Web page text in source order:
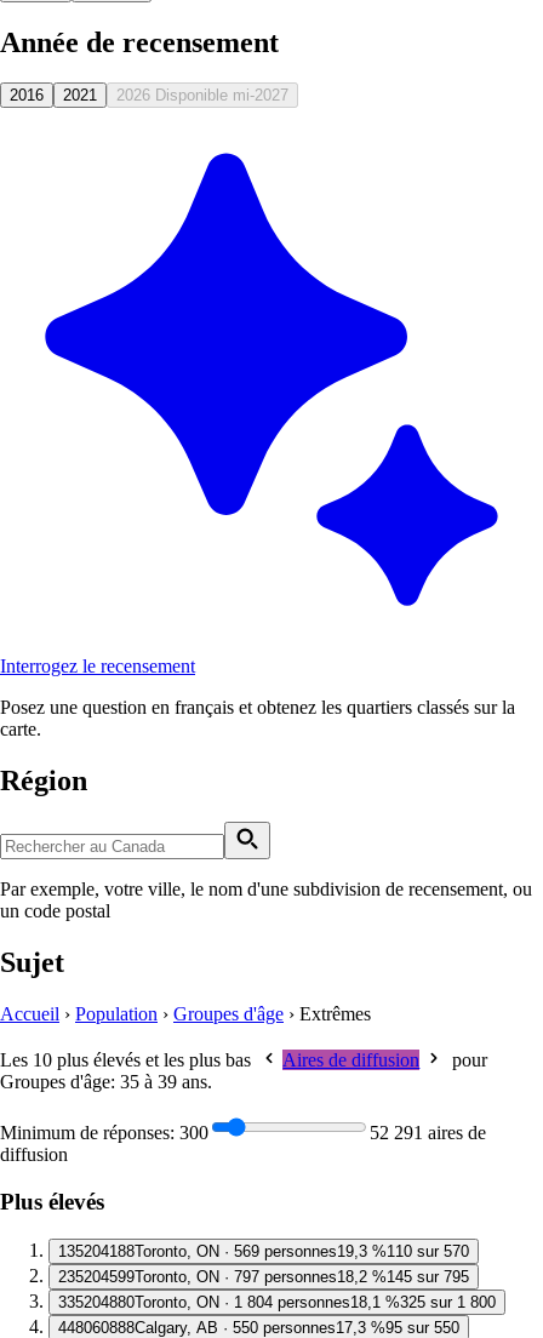
Année de recensement
2016 2021 2026 Disponible mi-2027
Interrogez le recensement
Posez une question en français et obtenez les quartiers classés sur la
carte.
Région
Par exemple, votre ville, le nom d'une subdivision de recensement, ou
un code postal
Sujet
Accueil › Population › Groupes d'âge › Extrêmes
Les 10 plus élevés et les plus bas Aires de diffusion
pour
Groupes d'âge: 35 à 39 ans.
Minimum de réponses: 300
52 291 aires de
diffusion
Plus élevés
1 35204188Toronto, ON · 569 personnes19,3 %110 sur 570
235204599Toronto, ON · 797 personnes18,2 %145 sur 795
335204880Toronto, ON · 1 804 personnes18,1 %325 sur 1 800
448060888Calgary, AB · 550 personnes17,3 %95 sur 550